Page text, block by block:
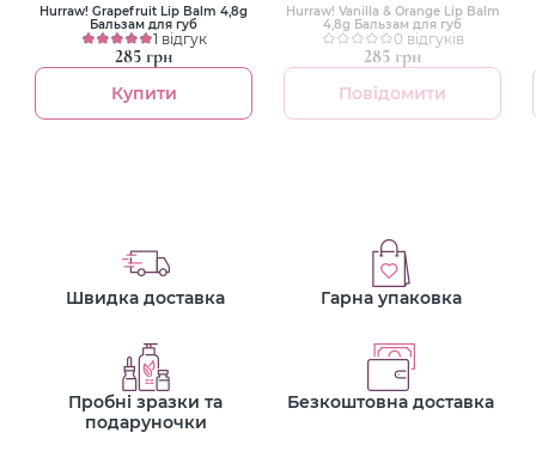
Hurraw! Grapefruit Lip Balm 4,8g
Бальзам для губ
1 відгук
285 грн
Купити
Hurraw! Vanilla & Orange Lip Balm
4,8g Бальзам для губ
0 відгуків
285 грн
Повідомити
Швидка доставка Гарна упаковка
Пробні зразки та
подаруночки
Безкоштовна доставка